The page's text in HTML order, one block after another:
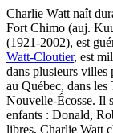
Charlie Watt naît
Fort Chimo (auj.
(1921-2002), est
Watt-Cloutier, est
dans plusieurs villes
au Québec, dans
Nouvelle-Écosse. Il
enfants : Donald,
libres, Charlie Watt